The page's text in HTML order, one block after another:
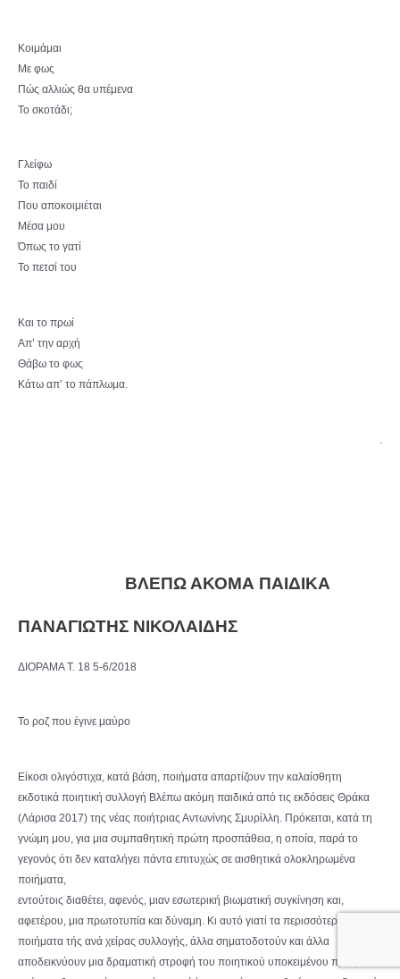
Κοιμάμαι
Με φως
Πώς αλλιώς θα υπέμενα
Το σκοτάδι;
Γλείφω
Το παιδί
Που αποκοιμιέται
Μέσα μου
Όπως το γατί
Το πετσί του
Και το πρωί
Απ’ την αρχή
Θάβω το φως
Κάτω απ’ το πάπλωμα.
.
ΒΛΕΠΩ ΑΚΟΜΑ ΠΑΙΔΙΚΑ
ΠΑΝΑΓΙΩΤΗΣ ΝΙΚΟΛΑΙΔΗΣ
ΔΙΟΡΑΜΑ Τ. 18 5-6/2018
Το ροζ που έγινε μαύρο
Είκοσι ολιγόστιχα, κατά βάση, ποιήματα απαρτίζουν την καλαίσθητη
εκδοτικά ποιητική συλλογή Βλέπω ακόμη παιδικά από τις εκδόσεις Θράκα
(Λάρισα 2017) της νέας ποιήτριας Αντωνίνης Σμυρίλλη. Πρόκειται, κατά τη
γνώμη μου, για μια συμπαθητική πρώτη προσπάθεια, η οποία, παρά το
γεγονός ότι δεν καταλήγει πάντα επιτυχώς σε αισθητικά ολοκληρωμένα
ποιήματα,
εντούτοις διαθέτει, αφενός, μιαν εσωτερική βιωματική συγκίνηση και,
αφετέρου, μια πρωτοτυπία και δύναμη. Κι αυτό γιατί τα περισσότερα από τα
ποιήματα τής ανά χείρας συλλογής, άλλα σηματοδοτούν και άλλα
αποδεικνύουν μια δραματική στροφή του ποιητικού υποκειμένου προς τον